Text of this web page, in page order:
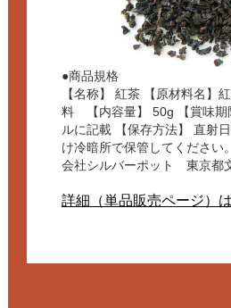
●商品規格
【名称】 紅茶 【原材料名】
料 【内容量】 50g 【賞味期
ルに記載 【保存方法】 直射
け冷暗所で保管してください
会社シルバーポット 東京都
詳細（単品販売ページ）